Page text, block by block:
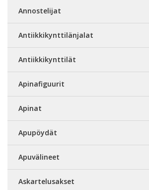
Annostelijat
Antiikkikynttilänjalat
Antiikkikynttilät
Apinafiguurit
Apinat
Apupöydät
Apuvälineet
Askartelusakset